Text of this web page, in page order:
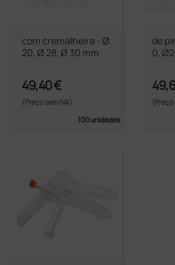
com cremalheira - Ø
20, Ø 28, Ø 30 mm
49,40 €
(Preço sem IVA)
100 unidades
de
0,
(Preço